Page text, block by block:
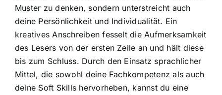
Muster zu denken, sondern unterstreicht auch
deine Persönlichkeit und Individualität. Ein
kreatives Anschreiben fesselt die Aufmerksamkeit
des Lesers von der ersten Zeile an und hält diese
bis zum Schluss. Durch den Einsatz sprachlicher
Mittel, die sowohl deine Fachkompetenz als auch
deine Soft Skills hervorheben, kannst du eine